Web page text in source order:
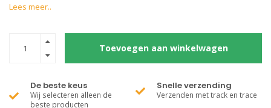
Lees meer..
Toevoegen aan winkelwagen
De beste keus
Wij selecteren alleen de
beste producten
Snelle verzending
Verzenden met track en trace